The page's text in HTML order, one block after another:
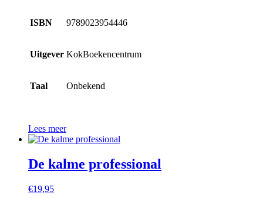
ISBN 9789023954446
Uitgever KokBoekencentrum
Taal Onbekend
Lees meer
De kalme professional
€19,95